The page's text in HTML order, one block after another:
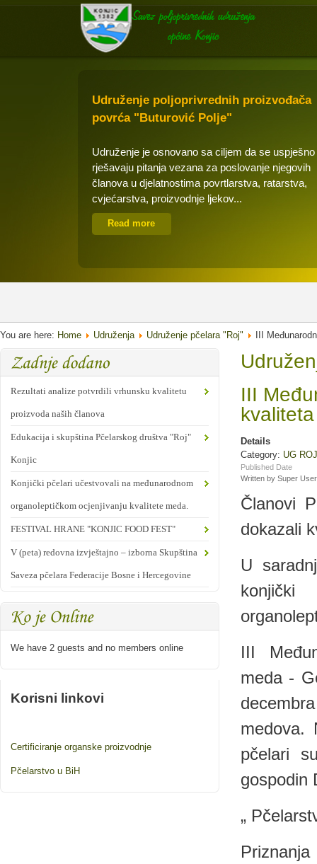
Udruženje poljoprivrednih proizvođača
povrća "Buturović Polje"
Udruženje je osnovano sa ciljem da se uspješno
rješavaju pitanja vezana za poslovanje njegovih
članova u djelatnostima povrtlarstva, ratarstva,
cvjećarstva, proizvodnje ljekov...
Read more
You are here: Home Udruženja Udruženje pčelara "Roj" III
Rezultati analize potvrdili vrhunsku kvalitetu
proizvoda naših članova
Edukacija i skupština Pčelarskog društva "Roj"
Konjic
Konjički pčelari učestvovali na međunarodnom
organoleptičkom ocjenjivanju kvalitete meda.
FESTIVAL HRANE "KONJIC FOOD FEST"
V (peta) redovna izvještajno – izborna Skupština
Saveza pčelara Federacije Bosne i Hercegovine
We have 2 guests and no members online
Korisni linkovi
Certificiranje organske proizvodnje
Pčelarstvo u BiH
III
Details
Category: UG ROJ
Published Date
Written by Super User
Članovi
dokazali
U
konjički
III
meda -
medova.
pčelari
gospodin
„